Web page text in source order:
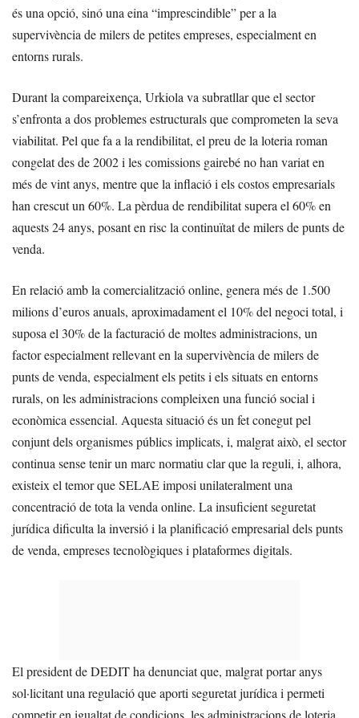
és una opció, sinó una eina “imprescindible” per a la
supervivència de milers de petites empreses, especialment en
entorns rurals.
Durant la compareixença, Urkiola va subratllar que el sector
s’enfronta a dos problemes estructurals que comprometen la seva
viabilitat. Pel que fa a la rendibilitat, el preu de la loteria roman
congelat des de 2002 i les comissions gairebé no han variat en
més de vint anys, mentre que la inflació i els costos empresarials
han crescut un 60%. La pèrdua de rendibilitat supera el 60% en
aquests 24 anys, posant en risc la continuïtat de milers de punts de
venda.
En relació amb la comercialització online, genera més de 1.500
milions d’euros anuals, aproximadament el 10% del negoci total, i
suposa el 30% de la facturació de moltes administracions, un
factor especialment rellevant en la supervivència de milers de
punts de venda, especialment els petits i els situats en entorns
rurals, on les administracions compleixen una funció social i
econòmica essencial. Aquesta situació és un fet conegut pel
conjunt dels organismes públics implicats, i, malgrat això, el sector
continua sense tenir un marc normatiu clar que la reguli, i, alhora,
existeix el temor que SELAE imposi unilateralment una
concentració de tota la venda online. La insuficient seguretat
jurídica dificulta la inversió i la planificació empresarial dels punts
de venda, empreses tecnològiques i plataformes digitals.
El president de DEDIT ha denunciat que, malgrat portar anys
sol·licitant una regulació que aporti seguretat jurídica i permeti
competir en igualtat de condicions, les administracions de loteria